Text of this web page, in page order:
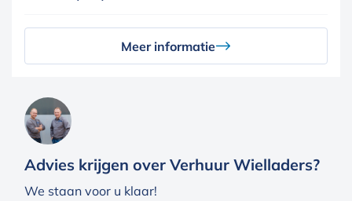
Meer informatie
Advies krijgen over Verhuur Wielladers?
We staan voor u klaar!